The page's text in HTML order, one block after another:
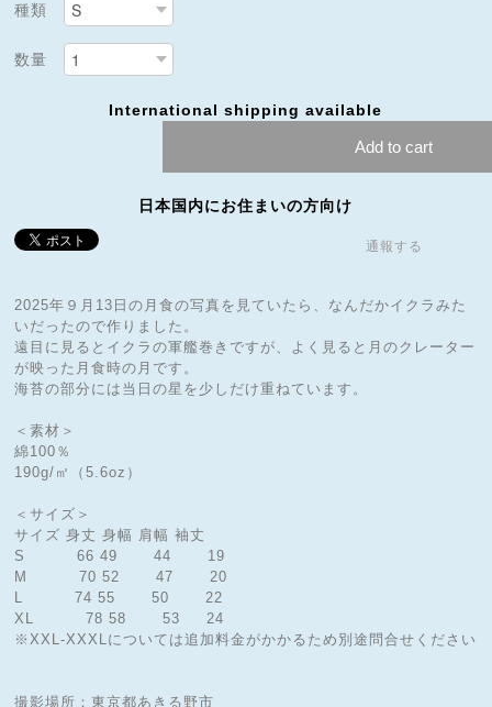
種類
数量
International shipping available
Add to cart
日本国内にお住まいの方向け
通報する
2025年９月13日の月食の写真を見ていたら、なんだかイクラみた
いだったので作りました。
遠目に見るとイクラの軍艦巻きですが、よく見ると月のクレーター
が映った月食時の月です。
海苔の部分には当日の星を少しだけ重ねています。
＜素材＞
綿100％
190g/㎡（5.6oz）
＜サイズ＞
サイズ 身丈 身幅 肩幅 袖丈
S 66 49 44 19
M 70 52 47 20
L 74 55 50 22
XL 78 58 53 24
※XXL-XXXLについては追加料金がかかるため別途問合せください
撮影場所：東京都あきる野市